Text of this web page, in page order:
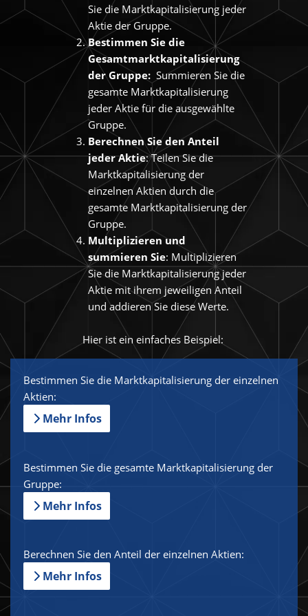
Sie die Marktkapitalisierung jeder
Aktie der Gruppe.
Bestimmen Sie die
Gesamtmarktkapitalisierung
der Gruppe: Summieren Sie die
gesamte Marktkapitalisierung
jeder Aktie für die ausgewählte
Gruppe.
Berechnen Sie den Anteil
jeder Aktie: Teilen Sie die
Marktkapitalisierung der
einzelnen Aktien durch die
gesamte Marktkapitalisierung der
Gruppe.
Multiplizieren und
summieren Sie: Multiplizieren
Sie die Marktkapitalisierung jeder
Aktie mit ihrem jeweiligen Anteil
und addieren Sie diese Werte.
Hier ist ein einfaches Beispiel:
Bestimmen Sie die Marktkapitalisierung der einzelnen
Aktien:
Mehr Infos
Bestimmen Sie die gesamte Marktkapitalisierung der
Gruppe:
Mehr Infos
Berechnen Sie den Anteil der einzelnen Aktien:
Mehr Infos